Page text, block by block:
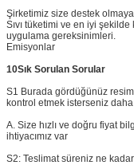
Şirketimiz size destek olmaya
Sıvı tüketimi ve en iyi
uygulama gereksinimleri.
Emisyonlar
10Sık Sorulan Sorular
S1 Burada gördüğünüz
kontrol etmek isterseniz
A. Size hızlı ve doğru fiyat
ihtiyacımız var
S2: Teslimat süreniz ne